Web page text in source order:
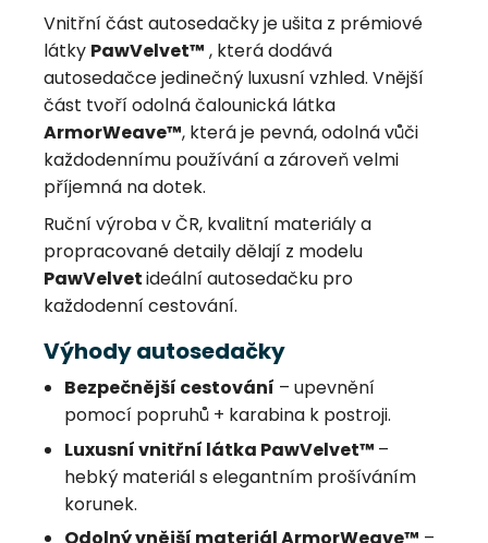
Vnitřní část autosedačky je ušita z prémiové
látky PawVelvet™ , která dodává
autosedačce jedinečný luxusní vzhled. Vnější
část tvoří odolná čalounická látka
ArmorWeave™, která je pevná, odolná vůči
každodennímu používání a zároveň velmi
příjemná na dotek.
Ruční výroba v ČR, kvalitní materiály a
propracované detaily dělají z modelu
PawVelvetideální autosedačku pro
každodenní cestování.
Výhody autosedačky
Bezpečnější cestování – upevnění
pomocí popruhů + karabina k postroji.
Luxusní vnitřní látka PawVelvet™ –
hebký materiál s elegantním prošíváním
korunek.